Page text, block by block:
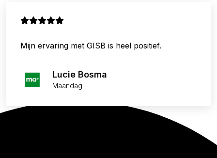
GISB ligt. Dat is nog eens service!
Mijn ervaring met GISB is heel positief.
Lucie Bosma
Maandag